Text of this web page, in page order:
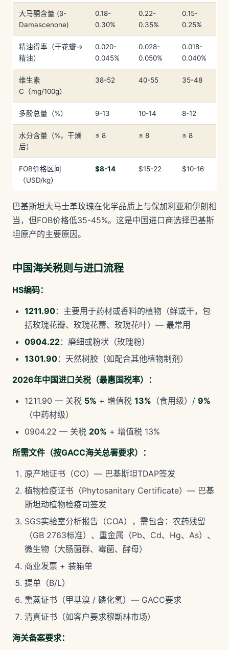
大马酮含量 (β-
Damascenone)
0.18-
0.30%
0.22-
0.35%
0.15-
0.25%
精油得率（干花瓣→
精油）
0.020-
0.045%
0.028-
0.050%
0.018-
0.040%
维生素
C（mg/100g）
38-52 40-55 35-48
多酚总量（%） 9-13 10-14 8-12
水分含量（%，干燥
后）
≤ 8 ≤ 8 ≤ 8
FOB价格区间
（USD/kg）
$8-14 $15-22 $10-16
巴基斯坦大马士革玫瑰在化学品质上与保加利亚和伊朗相
当，但FOB价格低35-45%。这是中国进口商选择巴基斯
坦原产的主要原因。
中国海关税则与进口流程
HS编码：
1211.90：主要用于药材或香料的植物（鲜或干，包
括玫瑰花瓣、玫瑰花蕾、玫瑰花叶）— 最常用
0904.22：磨细或粉状（玫瑰粉）
1301.90：天然树胶（如配合其他植物制剂）
2026年中国进口关税（最惠国税率）：
1211.90 — 关税 5% + 增值税 13% （食用级）/ 9%
（中药材级）
0904.22 — 关税 20% + 增值税 13%
所需文件（按GACC海关总署要求）：
原产地证书（CO）— 巴基斯坦TDAP签发
植物检疫证书（Phytosanitary Certificate）— 巴基
斯坦动植物检疫司签发
SGS实验室分析报告（COA），需包含：农药残留
（GB 2763标准）、重金属（Pb、Cd、Hg、As）、
微生物（大肠菌群、霉菌、酵母）
商业发票 + 装箱单
提单（B/L）
熏蒸证书（甲基溴 / 磷化氢）— GACC要求
清真证书（如客户要求穆斯林市场）
海关备案要求：